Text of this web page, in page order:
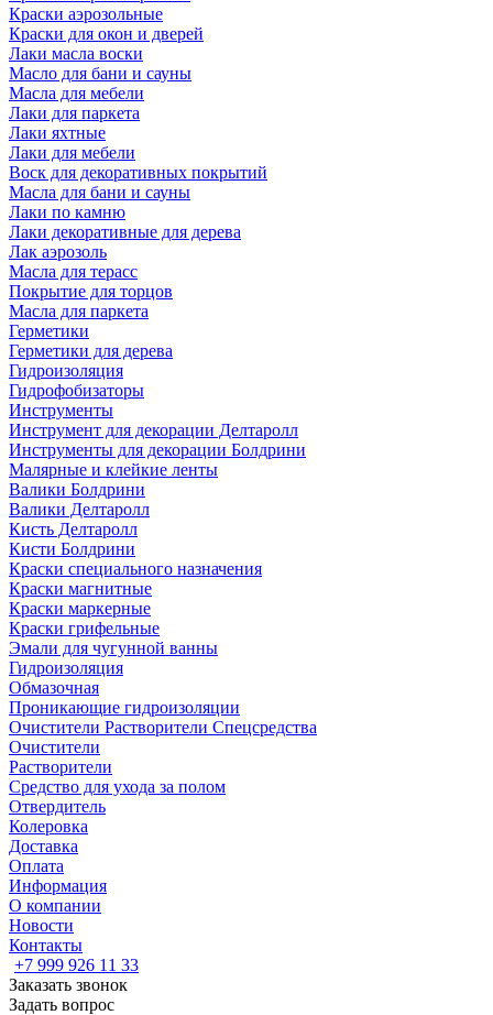
Краски аэрозольные
Краски для окон и дверей
Лаки масла воски
Масло для бани и сауны
Масла для мебели
Лаки для паркета
Лаки яхтные
Лаки для мебели
Воск для декоративных покрытий
Масла для бани и сауны
Лаки по камню
Лаки декоративные для дерева
Лак аэрозоль
Масла для терасс
Покрытие для торцов
Масла для паркета
Герметики
Герметики для дерева
Гидроизоляция
Гидрофобизаторы
Инструменты
Инструмент для декорации Делтаролл
Инструменты для декорации Болдрини
Малярные и клейкие ленты
Валики Болдрини
Валики Делтаролл
Кисть Делтаролл
Кисти Болдрини
Краски специального назначения
Краски магнитные
Краски маркерные
Краски грифельные
Эмали для чугунной ванны
Гидроизоляция
Обмазочная
Проникающие гидроизоляции
Очистители Растворители Спецсредства
Очистители
Растворители
Средство для ухода за полом
Отвердитель
Колеровка
Доставка
Оплата
Информация
О компании
Новости
Контакты
+7 999 926 11 33
Заказать звонок
Задать вопрос